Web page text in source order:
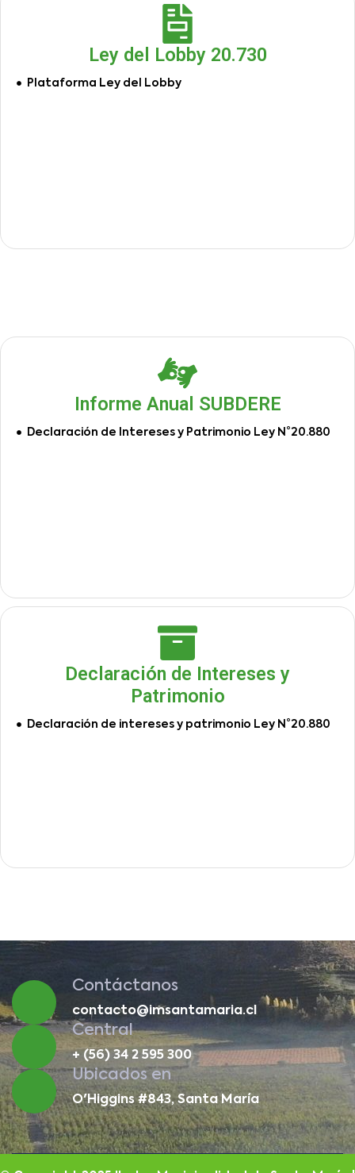
Ley del Lobby 20.730
Plataforma Ley del Lobby
Informe Anual SUBDERE
Declaración de Intereses y Patrimonio Ley N°20.880
Declaración de Intereses y
Patrimonio
Declaración de intereses y patrimonio Ley N°20.880
Contáctanos
contacto@imsantamaria.cl
Central
+ (56) 34 2 595 300
Ubicados en
O'Higgins #843, Santa María